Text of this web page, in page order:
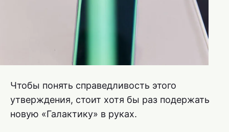
Чтобы понять справедливость этого
утверждения, стоит хотя бы раз подержать
новую «Галактику» в руках.